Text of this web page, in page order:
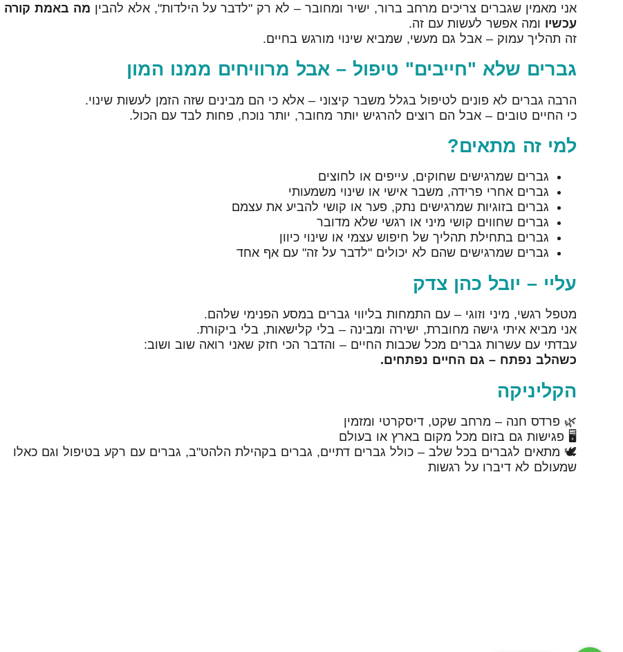
אני מאמין שגברים צריכים מרחב ברור, ישיר ומחובר – לא רק "לדבר על הילדות", אלא להבין מה באמת קורה
עכשיו ומה אפשר לעשות עם זה.
זה תהליך עמוק – אבל גם מעשי, שמביא שינוי מורגש בחיים.
גברים שלא "חייבים" טיפול – אבל מרוויחים ממנו המון
הרבה גברים לא פונים לטיפול בגלל משבר קיצוני – אלא כי הם מבינים שזה הזמן לעשות שינוי.
כי החיים טובים – אבל הם רוצים להרגיש יותר מחובר, יותר נוכח, פחות לבד עם הכול.
למי זה מתאים?
גברים שמרגישים שחוקים, עייפים או לחוצים
גברים אחרי פרידה, משבר אישי או שינוי משמעותי
גברים בזוגיות שמרגישים נתק, פער או קושי להביע את עצמם
גברים שחווים קושי מיני או רגשי שלא מדובר
גברים בתחילת תהליך של חיפוש עצמי או שינוי כיוון
גברים שמרגישים שהם לא יכולים "לדבר על זה" עם אף אחד
עליי – יובל כהן צדק
מטפל רגשי, מיני וזוגי – עם התמחות בליווי גברים במסע הפנימי שלהם.
אני מביא איתי גישה מחוברת, ישירה ומבינה – בלי קלישאות, בלי ביקורת.
עבדתי עם עשרות גברים מכל שכבות החיים – והדבר הכי חזק שאני רואה שוב ושוב:
כשהלב נפתח – גם החיים נפתחים.
הקליניקה
🌿 פרדס חנה – מרחב שקט, דיסקרטי ומזמין
🖥️ פגישות גם בזום מכל מקום בארץ או בעולם
🕊️ מתאים לגברים בכל שלב – כולל גברים דתיים, גברים בקהילת הלהט"ב, גברים עם רקע בטיפול וגם כאלו
שמעולם לא דיברו על רגשות